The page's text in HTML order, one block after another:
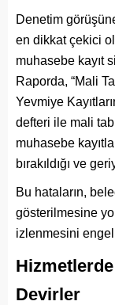
Denetim
en dikkat çekici
muhasebe kayıt
Raporda, “Mali
Yevmiye
defteri ile mali
muhasebe
bırakıldığı ve
Bu hataların,
gösterilmesine
izlenmesini
Hizmetlerde
Devirler